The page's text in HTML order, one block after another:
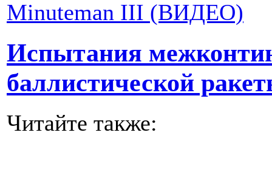
Испытания
баллистической
Читайте также: